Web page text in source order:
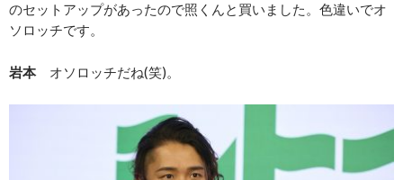
のセットアップがあったので照くんと買いました。色違いでオ
ソロッチです。
岩本オソロッチだね(笑)。